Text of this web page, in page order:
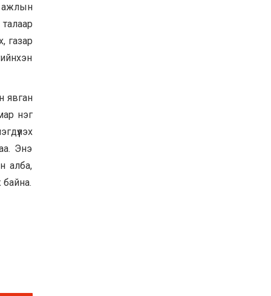
ажлын
газар
явган
нэг
Энэ
алба,